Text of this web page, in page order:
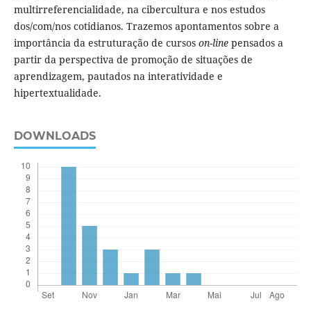
multirreferencialidade, na cibercultura e nos estudos
dos/com/nos cotidianos. Trazemos apontamentos sobre a
importância da estruturação de cursos on-linepensados a
partir da perspectiva de promoção de situações de
aprendizagem, pautados na interatividade e
hipertextualidade.
DOWNLOADS